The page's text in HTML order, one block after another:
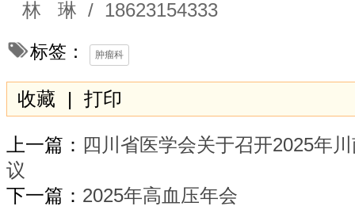
林 琳 / 18623154333
标签： 肿瘤科
收藏 | 打印
上一篇： 四川省医学会关于召开2025年
议
下一篇： 2025年高血压年会